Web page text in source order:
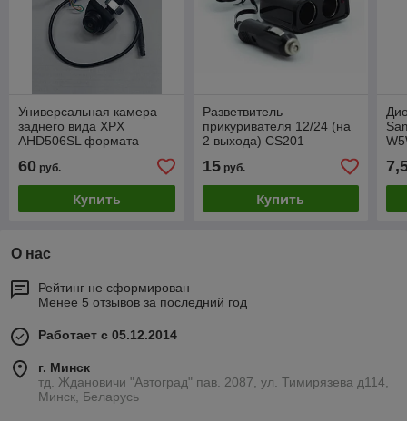
Универсальная камера
заднего вида XPX
AHD506SL формата
60 руб.
Купить
Разветвитель
прикуривателя 12/24 (на
2 выхода) CS201
15руб.
Купить
О нас
Рейтинг не сформирован
Менее 5 отзывов за последний год
Работает с 05.12.2014
г. Минск
тд. Ждановичи "Автоград" пав. 2087, ул. Тимирязева д114,
Минск, Беларусь